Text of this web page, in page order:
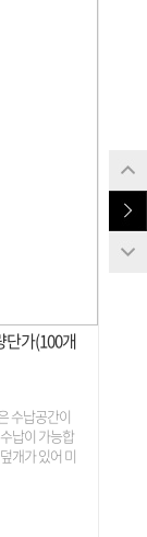
단가(100개
수납공간이
납이 가능합
개가 있어 미